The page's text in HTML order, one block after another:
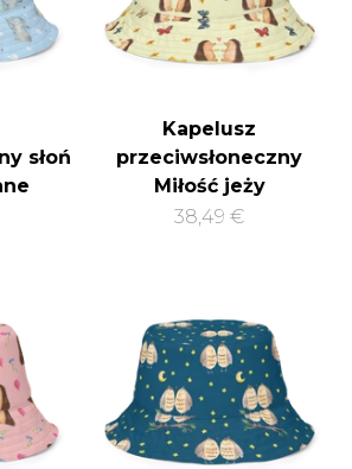
słoń
Kapelusz
przeciwsłoneczny
Miłość jeży
38,49 €